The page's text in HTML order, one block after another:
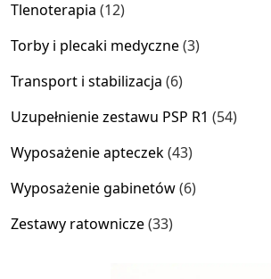
Tlenoterapia 1212
Torby i plecaki medyczne 33
Transport i stabilizacja 66
Uzupełnienie zestawu PSP R1 5454
Wyposażenie apteczek 4343
Wyposażenie gabinetów 66
Zestawy ratownicze 3333